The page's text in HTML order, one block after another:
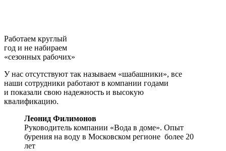
Работаем круглый
год и не набираем
«сезонных рабочих»
У нас отсутствуют так называем «шабашники», все
наши сотрудники работают в компании годами
и показали свою надежность и высокую
квалификацию.
Леонид Филимонов
Руководитель компании «Вода в доме». Опыт
бурения на воду в Московском регионе более 20
лет